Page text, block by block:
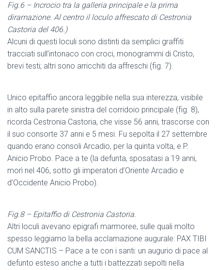
Fig.6 – Incrocio tra la galleria principale e la prima
diramazione. Al centro il loculo affrescato di Cestronia
Castoria del 406.)
Alcuni di questi loculi sono distinti da semplici graffiti
tracciati sull’intonaco con croci, monogrammi di Cristo,
brevi testi; altri sono arricchiti da affreschi (fig. 7).
Unico epitaffio ancora leggibile nella sua interezza, visibile
in alto sulla parete sinistra del corridoio principale (fig. 8),
ricorda Cestronia Castoria, che visse 56 anni, trascorse con
il suo consorte 37 anni e 5 mesi. Fu sepolta il 27 settembre
quando erano consoli Arcadio, per la quinta volta, e P.
Anicio Probo. Pace a te (la defunta, sposatasi a 19 anni,
morì nel 406, sotto gli imperatori d’Oriente Arcadio e
d’Occidente Anicio Probo).
Fig.8 – Epitaffio di Cestronia Castoria.
Altri loculi avevano epigrafi marmoree, sulle quali molto
spesso leggiamo la bella acclamazione augurale: PAX TIBI
CUM SANCTIS – Pace a te con i santi: un augurio di pace al
defunto esteso anche a tutti i battezzati sepolti nella